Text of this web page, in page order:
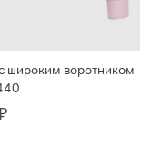
широким воротником